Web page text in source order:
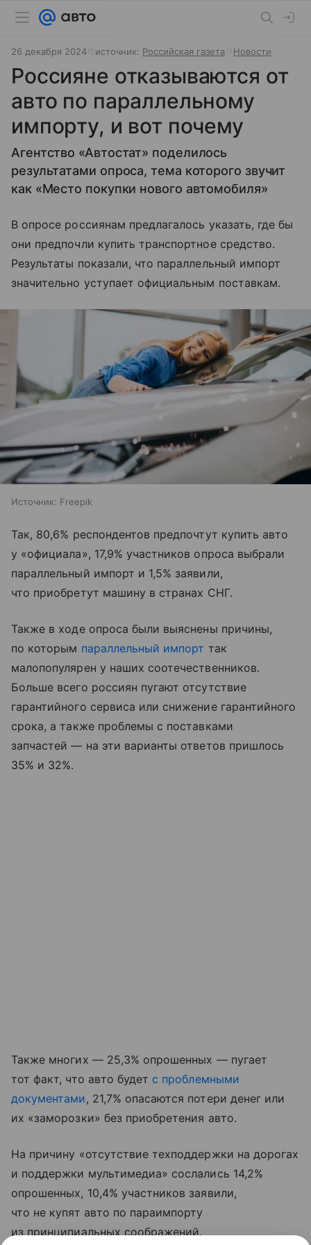
26 декабря 2024 источник: Российская газета Новости
Россияне отказываются от
авто по параллельному
импорту, и вот почему
Агентство «Автостат» поделилось
результатами опроса, тема которого звучит
как «Место покупки нового автомобиля»
В опросе россиянам предлагалось указать, где бы
они предпочли купить транспортное средство.
Результаты показали, что параллельный импорт
значительно уступает официальным поставкам.
Источник: Freepik
Так, 80,6% респондентов предпочтут купить авто
у «официала», 17,9% участников опроса выбрали
параллельный импорт и 1,5% заявили,
что приобретут машину в странах СНГ.
Также в ходе опроса были выяснены причины,
по которым параллельный импорт так
малопопулярен у наших соотечественников.
Больше всего россиян пугают отсутствие
гарантийного сервиса или снижение гарантийного
срока, а также проблемы с поставками
запчастей — на эти варианты ответов пришлось
35% и 32%.
Также многих — 25,3% опрошенных — пугает
тот факт, что авто будет с проблемными
документами, 21,7% опасаются потери денег или
их «заморозки» без приобретения авто.
На причину «отсутствие техподдержки на дорогах
и поддержки мультимедиа» сослались 14,2%
опрошенных, 10,4% участников заявили,
что не купят авто по параимпорту
из принципиальных соображений.